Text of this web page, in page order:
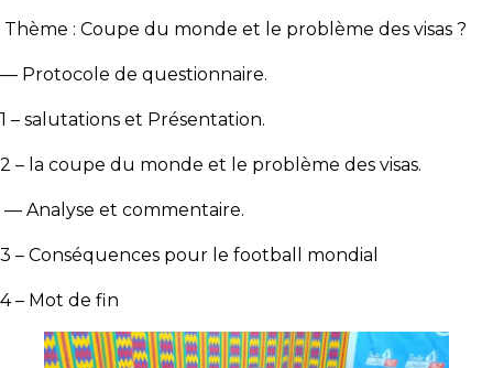
Thème : Coupe du monde et le problème des visas ?
— Protocole de questionnaire.
1 – salutations et Présentation.
2 – la coupe du monde et le problème des visas.
— Analyse et commentaire.
3 – Conséquences pour le football mondial
4 – Mot de fin